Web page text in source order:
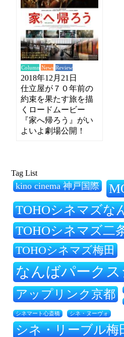
Column News Review
2018年12月21日
仕立屋が７０年前の
約束を果たす旅を描
くロードムービー
『家へ帰ろう』がい
よいよ劇場公開！
Tag List
kino cinema 神戸国際
TOHOシネマズな
TOHOシネマズ二
TOHOシネマズ梅田
なんばパーク
アップリンク京都
シネマート心斎橋 シネ・ヌーヴォ
シネ・リーブル梅